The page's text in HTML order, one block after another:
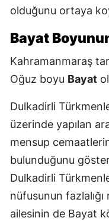
olduğunu ortaya
Bayat
Kahramanmaraş
Oğuz boyu Bayat
Dulkadirli
üzerinde yapılan
mensup
bulunduğunu
Dulkadirli
nüfusunun
ailesinin de Bayat